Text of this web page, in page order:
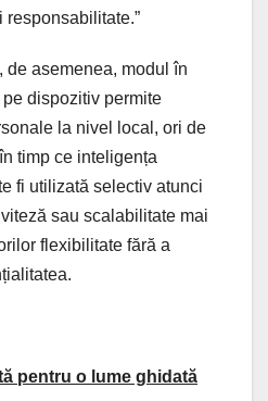
responsabilitate.”
de asemenea, modul în
dispozitiv permite
la nivel local, ori de
timp ce inteligența
fi utilizată selectiv atunci
sau scalabilitate mai
flexibilitate fără a
pentru o lume ghidată